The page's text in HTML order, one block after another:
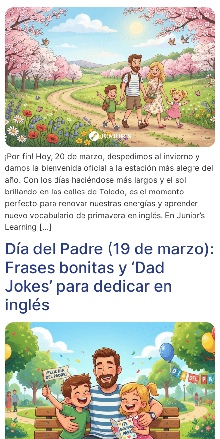
¡Por fin! Hoy, 20 de marzo, despedimos al invierno y
damos la bienvenida oficial a la estación más alegre del
año. Con los días haciéndose más largos y el sol
brillando en las calles de Toledo, es el momento
perfecto para renovar nuestras energías y aprender
nuevo vocabulario de primavera en inglés. En Junior’s
Learning […]
Día del Padre (19 de marzo):
Frases bonitas y ‘Dad
Jokes’ para dedicar en
inglés